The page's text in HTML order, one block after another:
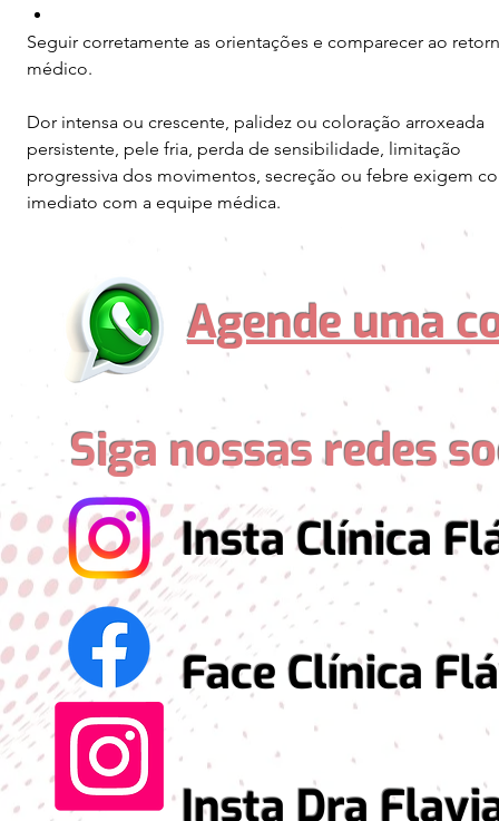
Seguir corretamente as orientações e comparecer ao
médico.
Dor intensa ou crescente, palidez ou coloração arroxeada
persistente, pele fria, perda de sensibilidade, limitação
progressiva dos movimentos, secreção ou febre exigem
imediato com a equipe médica.
Agende uma
Siga nossas redes
Insta Clínica
Face Clínica
Insta Dra Flavia